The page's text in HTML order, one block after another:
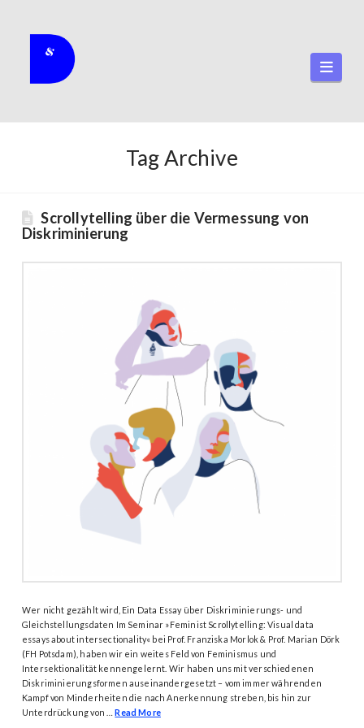
Tag Archive
Scrollytelling über die Vermessung von
Diskriminierung
Wer nicht gezählt wird, Ein Data Essay über Diskriminierungs- und
Gleichstellungsdaten Im Seminar »Feminist Scrollytelling: Visual data
essays about intersectionality« bei Prof. Franziska Morlok & Prof. Marian Dörk
(FH Potsdam), haben wir ein weites Feld von Feminismus und
Intersektionalität kennengelernt. Wir haben uns mit verschiedenen
Diskriminierungsformen auseinandergesetzt – vom immer währenden
Kampf von Minderheiten die nach Anerkennung streben, bis hin zur
Unterdrückung von …Read More